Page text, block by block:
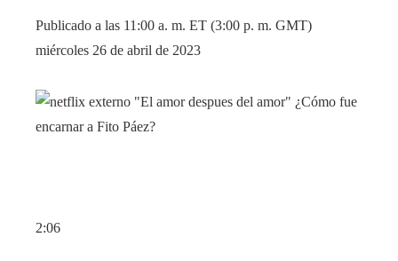
Publicado a las 11:00 a. m. ET (3:00 p. m. GMT)
miércoles 26 de abril de 2023
2:06